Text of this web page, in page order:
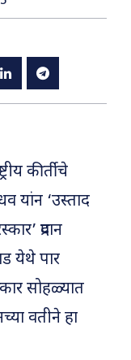
कीर्तीचे
यांन ‘उस्ताद
प्रदान
येथे पार
सोहळ्यात
वतीने हा